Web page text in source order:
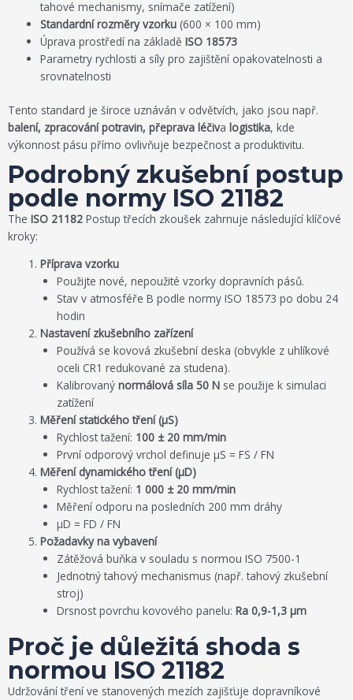
tahové mechanismy, snímače zatížení)
Standardní rozměry vzorku (600 × 100 mm)
Úprava prostředí na základěISO 18573
Parametry rychlosti a síly pro zajištění opakovatelnosti a
srovnatelnosti
Tento standard je široce uznáván v odvětvích, jako jsou např.
balení, zpracování potravin, přeprava léčiva logistika, kde
výkonnost pásu přímo ovlivňuje bezpečnost a produktivitu.
Podrobný zkušební postup
podle normy ISO 21182
The ISO 21182 Postup třecích zkoušek zahrnuje následující klíčové
kroky:
Příprava vzorku
Použijte nové, nepoužité vzorky dopravních pásů.
Stav v atmosféře B podle normy ISO 18573 po dobu 24
hodin
Nastavení zkušebního zařízení
Používá se kovová zkušební deska (obvykle z uhlíkové
oceli CR1 redukované za studena).
Kalibrovaný normálová síla 50 Nse použije k simulaci
zatížení
Měření statického tření (μS)
Rychlost tažení: 100 ± 20 mm/min
První odporový vrchol definuje μS = FS / FN
Měření dynamického tření (μD)
Rychlost tažení: 1 000 ± 20 mm/min
Měření odporu na posledních 200 mm dráhy
μD = FD / FN
Požadavky na vybavení
Zátěžová buňka v souladu s normou ISO 7500-1
Jednotný tahový mechanismus (např. tahový zkušební
stroj)
Drsnost povrchu kovového panelu: Ra 0,9-1,3 μm
Proč je důležitá shoda s
normou ISO 21182
Udržování tření ve stanovených mezích zajišťuje dopravníkové